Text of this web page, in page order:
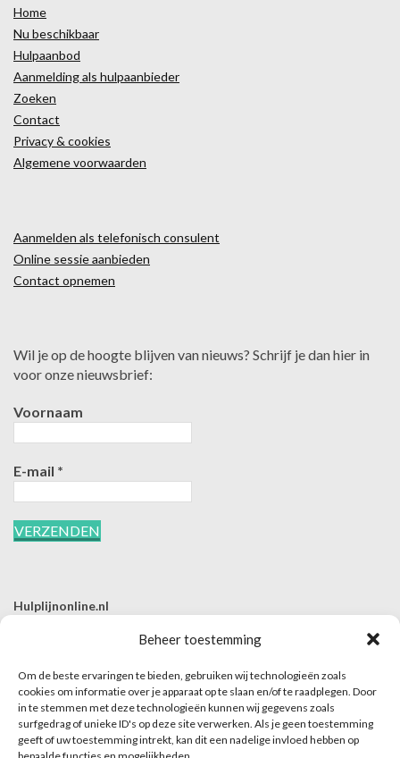
Beheer toestemming
Om de beste ervaringen te bieden, gebruiken wij technologieën zoals
cookies om informatie over je apparaat op te slaan en/of te raadplegen. Door
in te stemmen met deze technologieën kunnen wij gegevens zoals
surfgedrag of unieke ID's op deze site verwerken. Als je geen toestemming
geeft of uw toestemming intrekt, kan dit een nadelige invloed hebben op
Home
Nu beschikbaar
Hulpaanbod
Aanmelding als hulpaanbieder
Zoeken
Contact
Privacy & cookies
Algemene voorwaarden
Aanmelden als telefonisch consulent
Online sessie aanbieden
Contact opnemen
Wil je op de hoogte blijven van nieuws? Schrijf je dan hier in
voor onze nieuwsbrief:
Voornaam
E-mail *
Hulplijnonline.nl
E | info@hulplijnonline.nl
Contactformulier
Over Hulplijnonline.nl
Het team van Hulplijnonline.nl